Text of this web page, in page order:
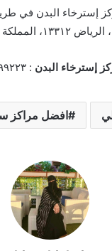
إسترخاء البدن في
العربية السعودية.
إسترخاء البدن : ٩٦٦٥٥٢٦٩٩٢٢٣
افضل مراكز